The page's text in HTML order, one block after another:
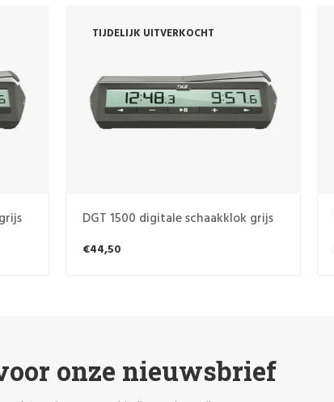
TIJDELIJK UITVERKOCHT
DGT 1500 digitale schaakklok grijs
€44,50
onze nieuwsbrief